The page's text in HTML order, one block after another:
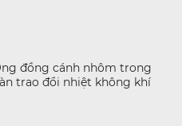
đồng cánh nhôm trong
trao đổi nhiệt không khí